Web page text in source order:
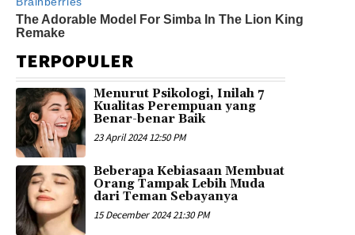
TERPOPULER
Menurut Psikologi, Inilah 7
Kualitas Perempuan yang
Benar-benar Baik
23 April 2024 12:50 PM
Beberapa Kebiasaan Membuat
Orang Tampak Lebih Muda
dari Teman Sebayanya
15 December 2024 21:30 PM